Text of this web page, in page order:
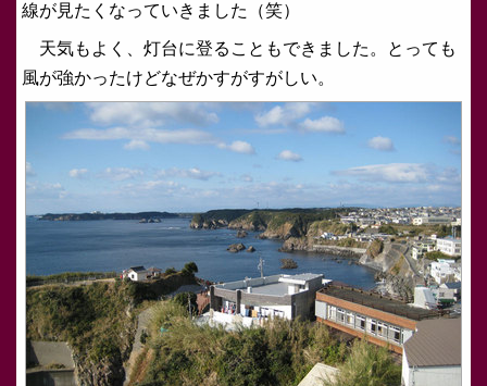
線が見たくなっていきました（笑）
天気もよく、灯台に登ることもできました。とっても
風が強かったけどなぜかすがすがしい。